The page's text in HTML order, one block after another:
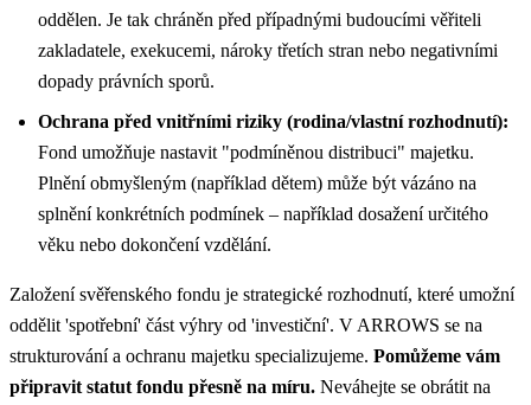
oddělen. Je tak chráněn před případnými budoucími věřiteli
zakladatele, exekucemi, nároky třetích stran nebo negativními
dopady právních sporů.
Ochrana před vnitřními riziky (rodina/vlastní rozhodnutí):
Fond umožňuje nastavit "podmíněnou distribuci" majetku.
Plnění obmyšleným (například dětem) může být vázáno na
splnění konkrétních podmínek – například dosažení určitého
věku nebo dokončení vzdělání.
Založení svěřenského fondu je strategické rozhodnutí, které umožní
oddělit 'spotřební' část výhry od 'investiční'. V ARROWS se na
strukturování a ochranu majetku specializujeme. Pomůžeme vám
připravit statut fondu přesně na míru. Neváhejte se obrátit na